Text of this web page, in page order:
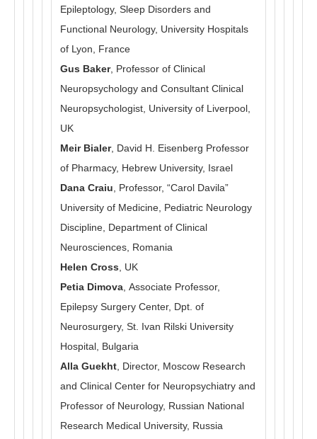
Epileptology, Sleep Disorders and
Functional Neurology, University Hospitals
of Lyon, France
Gus Baker, Professor of Clinical
Neuropsychology and Consultant Clinical
Neuropsychologist, University of Liverpool,
UK
Meir Bialer, David H. Eisenberg Professor
of Pharmacy, Hebrew University, Israel
Dana Craiu, Professor, “Carol Davila”
University of Medicine, Pediatric Neurology
Discipline, Department of Clinical
Neurosciences, Romania
Helen Cross, UK
Petia Dimova, Associate Professor,
Epilepsy Surgery Center, Dpt. of
Neurosurgery, St. Ivan Rilski University
Hospital, Bulgaria
Alla Guekht, Director, Moscow Research
and Clinical Center for Neuropsychiatry and
Professor of Neurology, Russian National
Research Medical University, Russia